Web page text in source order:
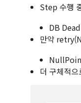
Step 수행
DB
만약
더 구체적